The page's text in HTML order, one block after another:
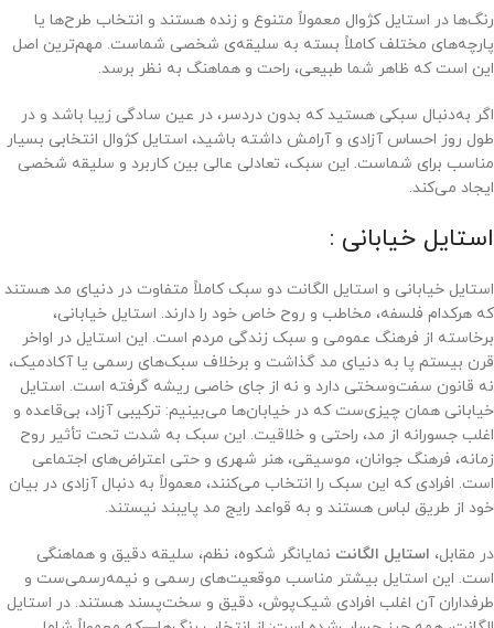
رنگ‌ها در استایل کژوال معمولاً متنوع و زنده هستند و انتخاب طرح‌ها یا
پارچه‌های مختلف کاملاً بسته به سلیقه‌ی شخصی شماست. مهم‌ترین اصل
این است که ظاهر شما طبیعی، راحت و هماهنگ به نظر برسد.
اگر به‌دنبال سبکی هستید که بدون دردسر، در عین سادگی زیبا باشد و در
طول روز احساس آزادی و آرامش داشته باشید، استایل کژوال انتخابی بسیار
مناسب برای شماست. این سبک، تعادلی عالی بین کاربرد و سلیقه شخصی
ایجاد می‌کند.
استایل خیابانی :
استایل خیابانی و استایل الگانت دو سبک کاملاً متفاوت در دنیای مد هستند
که هرکدام فلسفه، مخاطب و روح خاص خود را دارند. استایل خیابانی،
برخاسته از فرهنگ عمومی و سبک زندگی مردم است. این استایل در اواخر
قرن بیستم پا به دنیای مد گذاشت و برخلاف سبک‌های رسمی یا آکادمیک،
نه قانون سفت‌وسختی دارد و نه از جای خاصی ریشه گرفته است. استایل
خیابانی همان چیزی‌ست که در خیابان‌ها می‌بینیم: ترکیبی آزاد، بی‌قاعده و
اغلب جسورانه از مد، راحتی و خلاقیت. این سبک به شدت تحت تأثیر روح
زمانه، فرهنگ جوانان، موسیقی، هنر شهری و حتی اعتراض‌های اجتماعی
است. افرادی که این سبک را انتخاب می‌کنند، معمولاً به دنبال آزادی در بیان
خود از طریق لباس هستند و به قواعد رایج مد پایبند نیستند.
در مقابل، استایل الگانت نمایانگر شکوه، نظم، سلیقه‌ دقیق و هماهنگی
است. این استایل بیشتر مناسب موقعیت‌های رسمی و نیمه‌رسمی‌ست و
طرفداران آن اغلب افرادی شیک‌پوش، دقیق و سخت‌پسند هستند. در استایل